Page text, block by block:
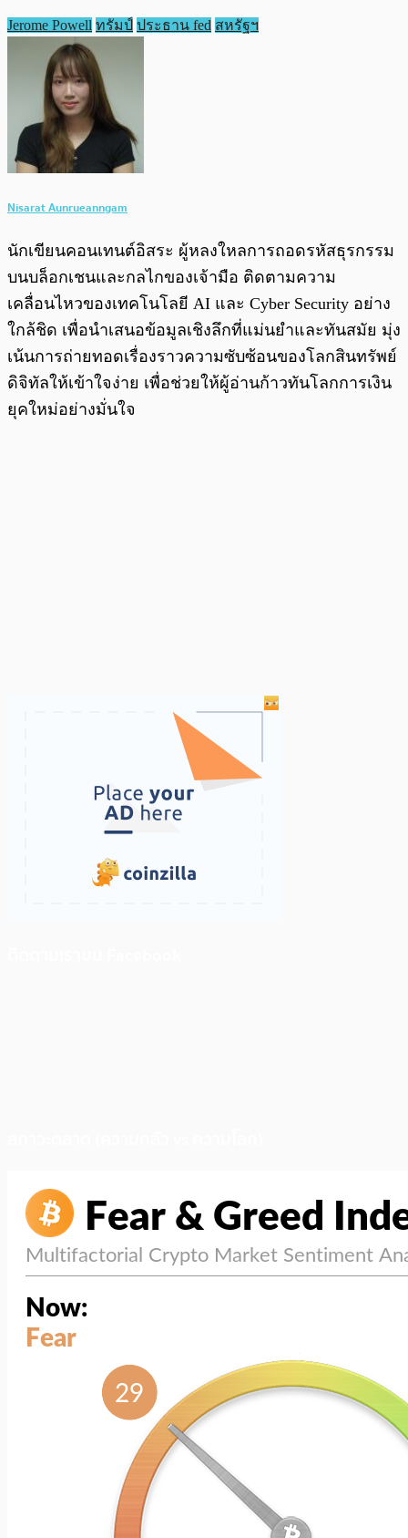
Jerome Powell ทรัมป์ ประธาน fed สหรัฐฯ
Nisarat Aunrueanngam
นักเขียนคอนเทนต์อิสระ ผู้หลงใหลการถอดรหัสธุรกรรม
บนบล็อกเชนและกลไกของเจ้ามือ ติดตามความ
เคลื่อนไหวของเทคโนโลยี AI และ Cyber Security อย่าง
ใกล้ชิด เพื่อนำเสนอข้อมูลเชิงลึกที่แม่นยำและทันสมัย มุ่ง
เน้นการถ่ายทอดเรื่องราวความซับซ้อนของโลกสินทรัพย์
ดิจิทัลให้เข้าใจง่าย เพื่อช่วยให้ผู้อ่านก้าวทันโลกการเงิน
ยุคใหม่อย่างมั่นใจ